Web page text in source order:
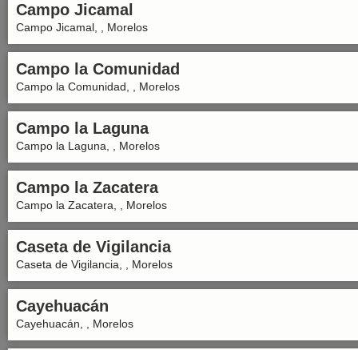
Campo Jicamal
Campo Jicamal, , Morelos
Campo la Comunidad
Campo la Comunidad, , Morelos
Campo la Laguna
Campo la Laguna, , Morelos
Campo la Zacatera
Campo la Zacatera, , Morelos
Caseta de Vigilancia
Caseta de Vigilancia, , Morelos
Cayehuacán
Cayehuacán, , Morelos